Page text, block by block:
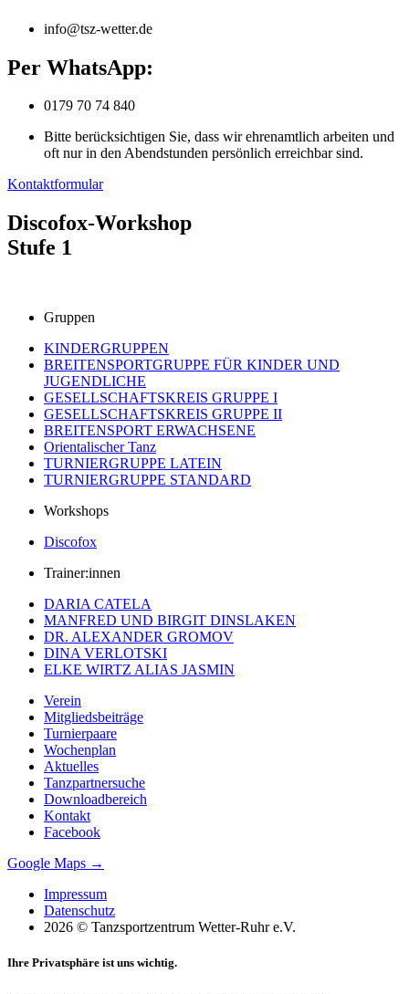
info@tsz-wetter.de
Per WhatsApp:
0179 70 74 840
Bitte berücksichtigen Sie, dass wir ehrenamtlich arbeiten und
oft nur in den Abendstunden persönlich erreichbar sind.
Kontaktformular
Discofox-Workshop
Stufe 1
Gruppen
KINDERGRUPPEN
BREITENSPORTGRUPPE FÜR KINDER UND
JUGENDLICHE
GESELLSCHAFTSKREIS GRUPPE I
GESELLSCHAFTSKREIS GRUPPE II
BREITENSPORT ERWACHSENE
Orientalischer Tanz
TURNIERGRUPPE LATEIN
TURNIERGRUPPE STANDARD
Workshops
Discofox
Trainer:innen
DARIA CATELA
MANFRED UND BIRGIT DINSLAKEN
DR. ALEXANDER GROMOV
DINA VERLOTSKI
ELKE WIRTZ ALIAS JASMIN
Verein
Mitgliedsbeiträge
Turnierpaare
Wochenplan
Aktuelles
Tanzpartnersuche
Downloadbereich
Kontakt
Facebook
Google Maps →
Impressum
Datenschutz
2026 © Tanzsportzentrum Wetter-Ruhr e.V.
Ihre Privatsphäre ist uns wichtig.